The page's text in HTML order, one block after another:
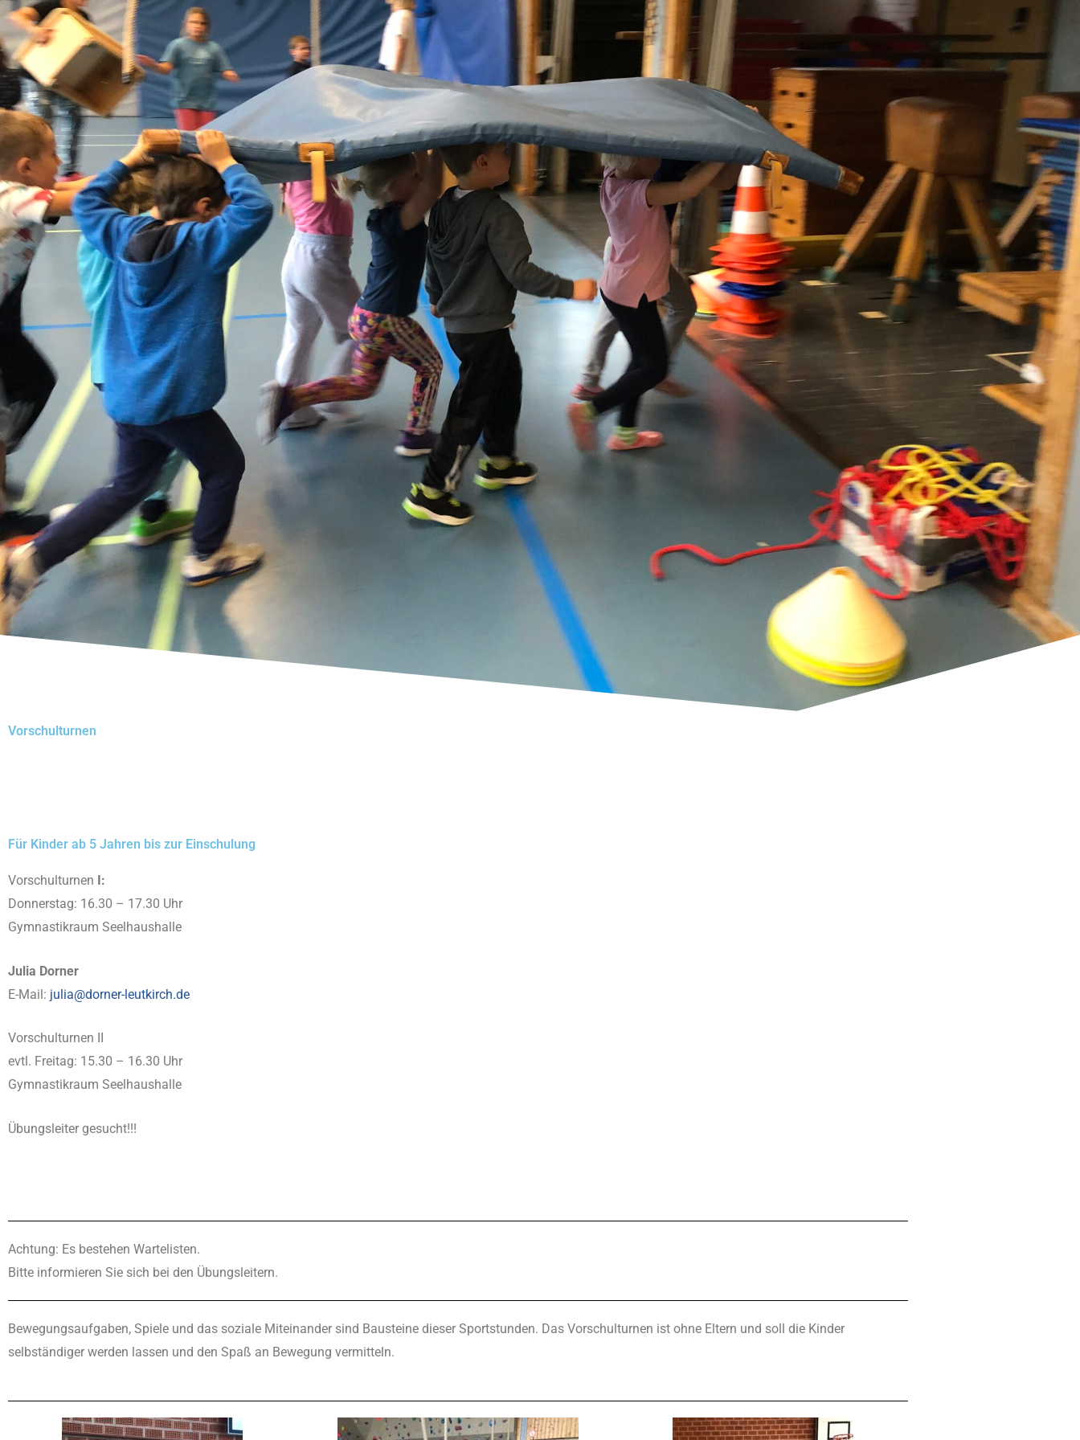
Vorschulturnen
Für Kinder ab 5 Jahren bis zur Einschulung
Vorschulturnen I:
Donnerstag: 16.30 – 17.30 Uhr
Gymnastikraum Seelhaushalle
Julia Dorner
E-Mail: julia@dorner-leutkirch.de
Vorschulturnen II
evtl. Freitag: 15.30 – 16.30 Uhr
Gymnastikraum Seelhaushalle
Übungsleiter gesucht!!!
Achtung: Es bestehen Wartelisten.
Bitte informieren Sie sich bei den Übungsleitern.
Bewegungsaufgaben, Spiele und das soziale Miteinander sind Bausteine dieser Sportstunden. Das Vorschulturnen ist ohne Eltern und soll die Kinder
selbständiger werden lassen und den Spaß an Bewegung vermitteln.